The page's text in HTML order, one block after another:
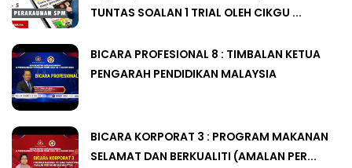
TUNTAS SOALAN 1 TRIAL OLEH CIKGU ...
BICARA PROFESIONAL 8 : TIMBALAN KETUA
PENGARAH PENDIDIKAN MALAYSIA
BICARA KORPORAT 3 : PROGRAM MAKANAN
SELAMAT DAN BERKUALITI (AMALAN PER...